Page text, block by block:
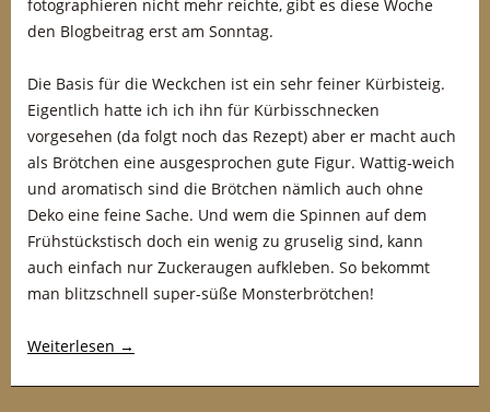
fotographieren nicht mehr reichte, gibt es diese Woche
den Blogbeitrag erst am Sonntag.
Die Basis für die Weckchen ist ein sehr feiner Kürbisteig.
Eigentlich hatte ich ich ihn für Kürbisschnecken
vorgesehen (da folgt noch das Rezept) aber er macht auch
als Brötchen eine ausgesprochen gute Figur. Wattig-weich
und aromatisch sind die Brötchen nämlich auch ohne
Deko eine feine Sache. Und wem die Spinnen auf dem
Frühstückstisch doch ein wenig zu gruselig sind, kann
auch einfach nur Zuckeraugen aufkleben. So bekommt
man blitzschnell super-süße Monsterbrötchen!
Weiterlesen →